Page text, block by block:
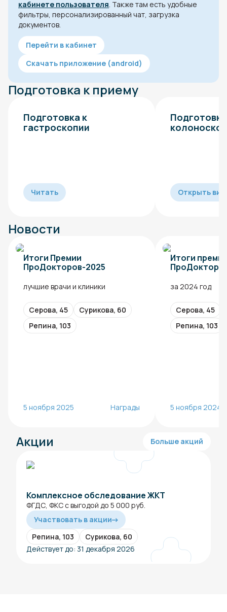
кабинете пользователя . Также там есть удобные
фильтры, персонализированный чат, загрузка
документов.
Перейти в кабинет
Скачать приложение (android)
Подготовка к приему
Подготовка к
гастроскопии
Читать Открыть
Новости
Итоги Премии
ПроДокторов-2025
лучшие врачи и клиники
Серова, 45
Сурикова, 60
Репина, 103
5 ноября 2025 Награды
Итоги
за 2024 год
Серова, 45
Репина, 103
5 ноября 2024
Акции Больше акций
Комплексное обследование ЖКТ
ФГДС, ФКС с выгодой до 5 000 руб.
Участвовать в акции
Репина, 103
Сурикова, 60
Действует до: 31 декабря 2026